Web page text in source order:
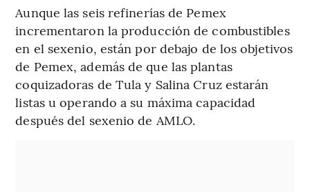
Aunque las seis refinerías de Pemex
incrementaron la producción de combustibles
en el sexenio, están por debajo de los objetivos
de Pemex, además de que las plantas
coquizadoras de Tula y Salina Cruz estarán
listas u operando a su máxima capacidad
después del sexenio de AMLO.